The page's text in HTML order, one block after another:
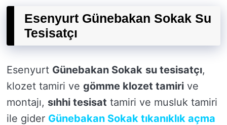
Esenyurt Günebakan Sokak Su
Tesisatçı
Esenyurt Günebakan Sokak su tesisatçı,
klozet tamiri ve gömme klozet tamiri ve
montajı, sıhhi tesisat tamiri ve musluk tamiri
ile gider Günebakan Sokak tıkanıklık açma